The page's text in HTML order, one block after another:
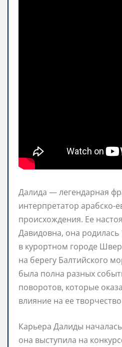
Далида — легендарная
интерпретатор арабско-
происхождения. Ее
Давидовна, она родилась
в курортном городе
на берегу Балтийского
была полна разных
поворотов, которые
влияние на ее
Карьера Далиды началась
она выступила на